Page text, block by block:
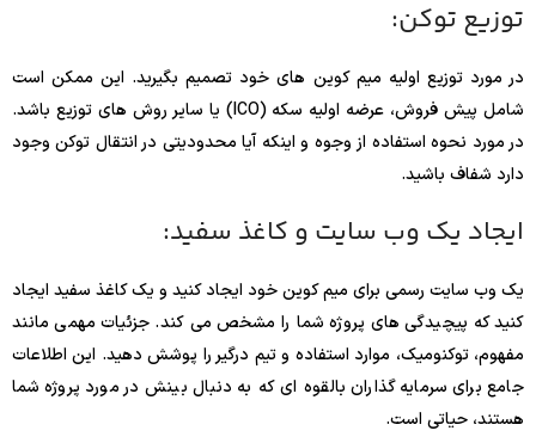
توزیع توکن:
در مورد توزیع اولیه میم کوین های خود تصمیم بگیرید. این ممکن است
شامل پیش فروش، عرضه اولیه سکه (ICO) یا سایر روش های توزیع باشد.
در مورد نحوه استفاده از وجوه و اینکه آیا محدودیتی در انتقال توکن وجود
دارد شفاف باشید.
ایجاد یک وب سایت و کاغذ سفید:
یک وب سایت رسمی برای میم کوین خود ایجاد کنید و یک کاغذ سفید ایجاد
کنید که پیچیدگی های پروژه شما را مشخص می کند. جزئیات مهمی مانند
مفهوم، توکنومیک، موارد استفاده و تیم درگیر را پوشش دهید. این اطلاعات
جامع برای سرمایه گذاران بالقوه ای که به دنبال بینش در مورد پروژه شما
هستند، حیاتی است.